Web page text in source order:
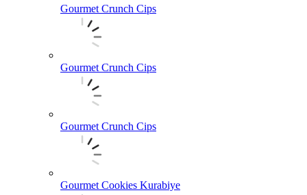
Gourmet Crunch Cips
Gourmet Crunch Cips
Gourmet Crunch Cips
Gourmet Cookies Kurabiye